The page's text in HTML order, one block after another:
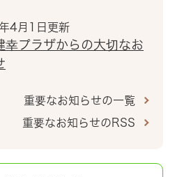
4月1日更新
幸プラザからの大切なお
重要なお知らせの一覧
重要なお知らせのRSS